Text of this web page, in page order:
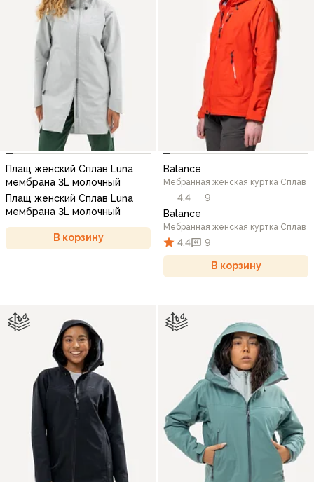
Плащ женский Сплав Luna
мембрана 3L молочный
Плащ женский Сплав Luna
мембрана 3L молочный
В корзину
Balance
Мебранная женская куртка Сплав
4,4
9
Balance
Мебранная женская куртка Сплав
4,4 9
В корзину